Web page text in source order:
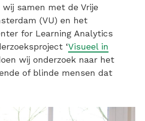
samen met de Vrije
(VU) en het
for Learning Analytics
‘Visueel in
wij onderzoek naar het
of blinde mensen dat